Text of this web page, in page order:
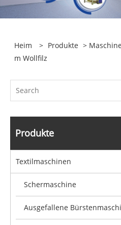
Heim > Produkte >
m Wollfilz
Produkte
Textilmaschinen
Schermaschine
Ausgefallene